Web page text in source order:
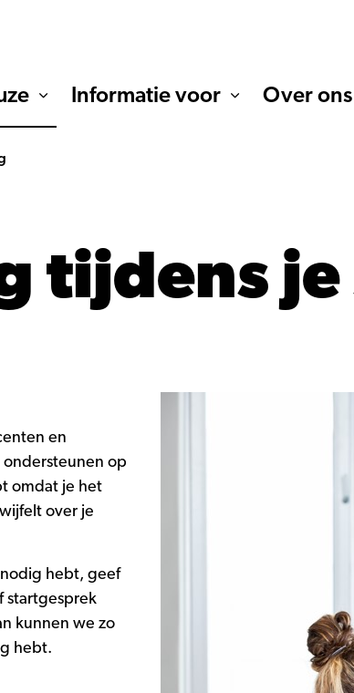
Informatie voor Over ons
tijdens
en
op
omdat je het
over je
hebt, geef
startgesprek
kunnen we zo
hebt.